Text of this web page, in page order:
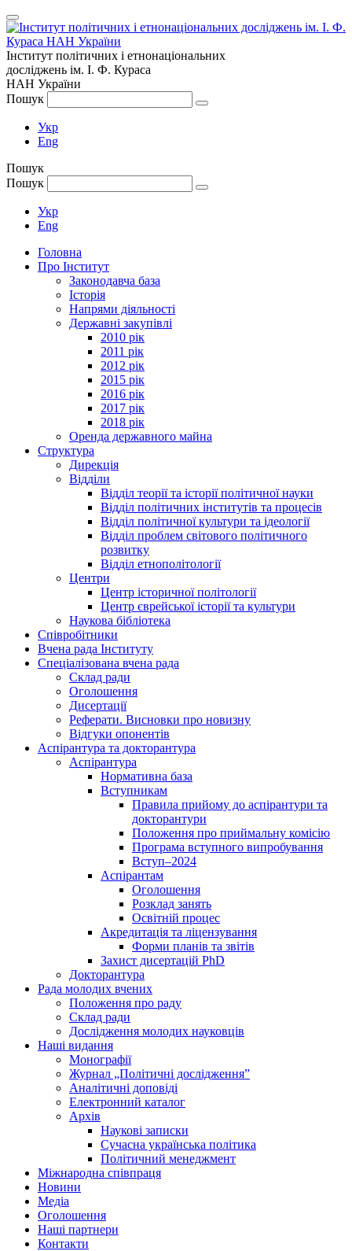
Інститут політичних і етнонаціональних
досліджень ім. І. Ф. Кураса
НАН України
Пошук
Укр
Eng
Пошук
Пошук
Укр
Eng
Головна
Про Інститут
Законодавча база
Історія
Напрями діяльності
Державні закупівлі
2010 рік
2011 рік
2012 рік
2015 рік
2016 рік
2017 рік
2018 рік
Оренда державного майна
Структура
Дирекція
Відділи
Відділ теорії та історії політичної науки
Відділ політичних інститутів та процесів
Відділ політичної культури та ідеології
Відділ проблем світового політичного
розвитку
Відділ етнополітології
Центри
Центр історичної політології
Центр єврейської історії та культури
Наукова бібліотека
Співробітники
Вчена рада Інституту
Спеціалізована вчена рада
Склад ради
Оголошення
Дисертації
Реферати. Висновки про новизну
Відгуки опонентів
Аспірантура та докторантура
Аспірантура
Нормативна база
Вступникам
Правила прийому до аспірантури та
докторантури
Положення про приймальну комісію
Програма вступного випробування
Вступ–2024
Аспірантам
Оголошення
Розклад занять
Освітній процес
Акредитація та ліцензування
Форми планів та звітів
Захист дисертацій PhD
Докторантура
Рада молодих вчених
Положення про раду
Склад ради
Дослідження молодих науковців
Наші видання
Монографії
Журнал „Політичні дослідження”
Аналітичні доповіді
Електронний каталог
Архів
Наукові записки
Сучасна українська політика
Політичний менеджмент
Міжнародна співпраця
Новини
Медіa
Оголошення
Наші партнери
Контакти